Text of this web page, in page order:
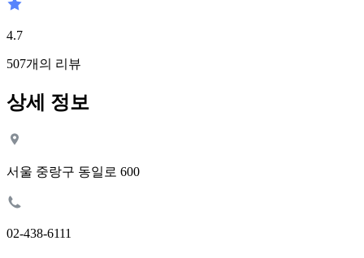
4.7
507개의 리뷰
상세 정보
서울 중랑구 동일로 600
02-438-6111